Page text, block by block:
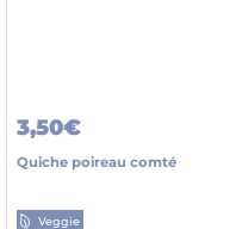
3,50€
Quiche poireau comté
Veggie